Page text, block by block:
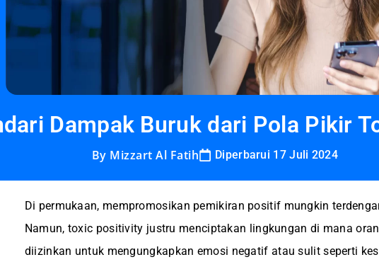
Dampak Buruk dari Pola Pikir
By Mizzart Al Fatih Diperbarui 17 Juli 2024
Di permukaan, mempromosikan pemikiran positif mungkin
Namun, toxic positivity justru menciptakan lingkungan di mana
diizinkan untuk mengungkapkan emosi negatif atau sulit seperti